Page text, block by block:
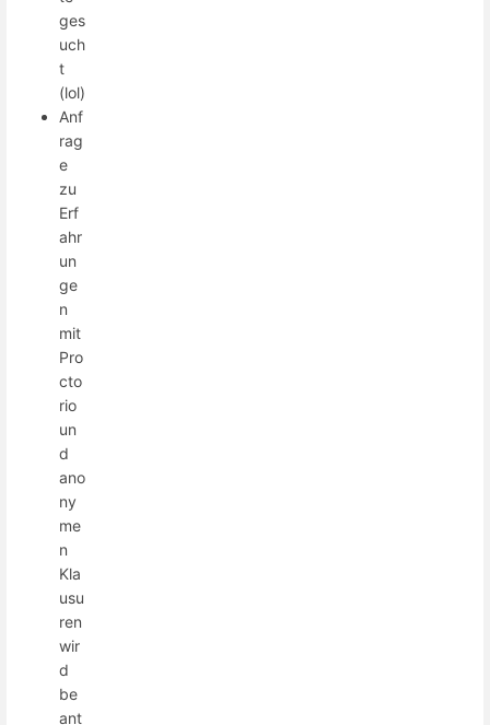
ges
uch
t
(lol)
Anf
rag
e
zu
Erf
ahr
un
ge
n
mit
Pro
cto
rio
un
d
ano
ny
me
n
Kla
usu
ren
wir
d
be
ant